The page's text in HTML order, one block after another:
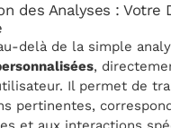
des Analyses : Votre
delà de la simple
,
Il permet de
pertinentes,